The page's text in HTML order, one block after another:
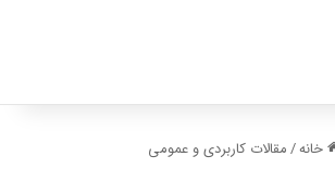
خانه/مقالات کاربردی و عمومی